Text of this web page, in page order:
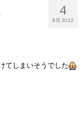
4
8月 2012
てしまいそうでした